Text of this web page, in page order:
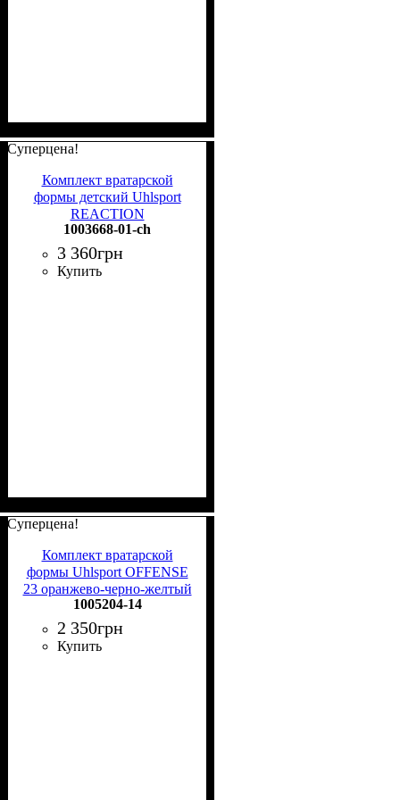
Суперцена!
Комплект вратарской
формы детский Uhlsport
REACTION
GOALKEEPER SET JR
черный 1003668 01
1003668-01-ch
3 360грн
Купить
Суперцена!
Комплект вратарской
формы Uhlsport OFFENSE
23 оранжево-черно-желтый
1005204 14
1005204-14
2 350грн
Купить